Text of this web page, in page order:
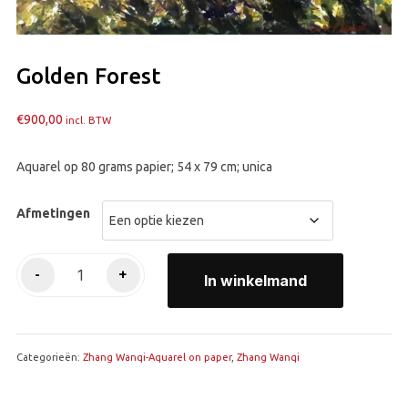
Golden Forest
€900,00 incl. BTW
Aquarel op 80 grams papier; 54 x 79 cm; unica
Afmetingen
- + In winkelmand
Categorieën: Zhang Wanqi-Aquarel on paper, Zhang Wanqi